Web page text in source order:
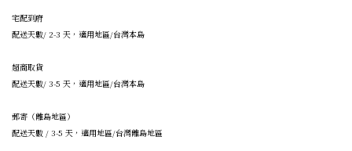
宅配到府
配送天數/ 2-3 天，適用地區/台灣本島
超商取貨
配送天數/ 3-5 天，適用地區/台灣本島
郵寄（離島地區）
配送天數 / 3-5 天，適用地區/台灣離島地區